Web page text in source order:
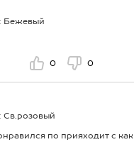
Бежевый
0 0
Св.розовый
по прияходит с